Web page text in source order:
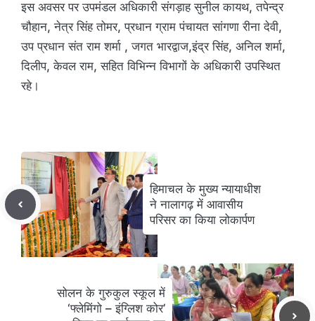
इस अवसर पर उपमंडल अधिकारी संगड़ाह सुनील कायथ, तपेन्द्र
चौहान, नेत्र सिंह तोमर, प्रधान ग्राम पंचायत सांगणा रीना देवी,
उप प्रधान संत राम शर्मा , जगत भारद्वाज,इंद्र सिंह, अनिल शर्मा,
दिलीप, केवल राम, सहित विभिन्न विभागों के अधिकारी उपस्थित
रहे।
हिमाचल के मुख्य न्यायाधीश
ने नालागढ़ में आवासीय
परिसर का किया लोकार्पण
सोलन के गुरुकुल स्कूल में
‘फ्लेमिंगो – इंग्लिश कोर’